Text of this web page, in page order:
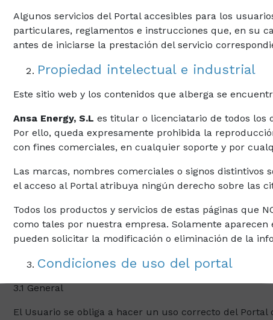
Algunos servicios del Portal accesibles para los
particulares, reglamentos e instrucciones que, en su
antes de iniciarse la prestación del servicio
Propiedad intelectual e industrial
Este sitio web y los contenidos que alberga se
Ansa Energy, S.L es titular o licenciatario de todos los
Por ello, queda expresamente prohibida la
con fines comerciales, en cualquier soporte y por
Las marcas, nombres comerciales o signos distintivos
el acceso al Portal atribuya ningún derecho sobre las
Todos los productos y servicios de estas páginas que
como tales por nuestra empresa. Solamente aparecen
pueden solicitar la modificación o eliminación de la
Condiciones de uso del portal
3.1 General
El Usuario se obliga a hacer un uso correcto del